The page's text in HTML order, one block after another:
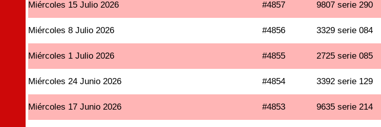
Miércoles 15 Julio 2026 #4857 9807 serie 290
Miércoles 8 Julio 2026 #4856 3329 serie 084
Miércoles 1 Julio 2026 #4855 2725 serie 085
Miércoles 24 Junio 2026 #4854 3392 serie 129
Miércoles 17 Junio 2026 #4853 9635 serie 214